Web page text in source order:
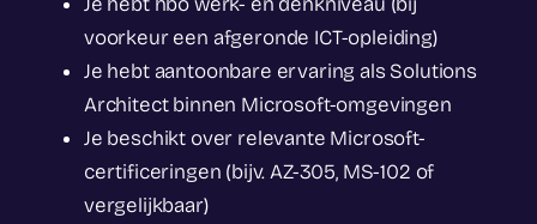
voorkeur een afgeronde ICT-opleiding)
Je hebt aantoonbare ervaring als Solutions
Architect binnen Microsoft-omgevingen
Je beschikt over relevante Microsoft-
certificeringen (bijv. AZ-305, MS-102 of
vergelijkbaar)